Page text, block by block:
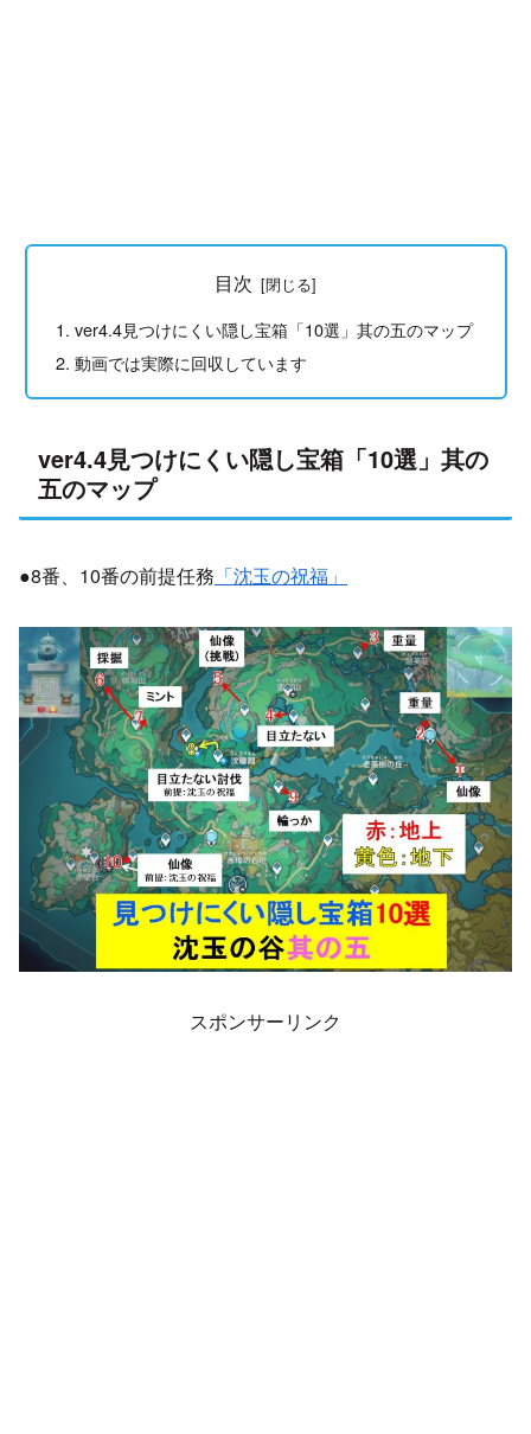
目次
ver4.4見つけにくい隠し宝箱「10選」其の五のマップ
動画では実際に回収しています
ver4.4見つけにくい隠し宝箱「10選」其の
五のマップ
●8番、10番の前提任務 「沈玉の祝福」
スポンサーリンク